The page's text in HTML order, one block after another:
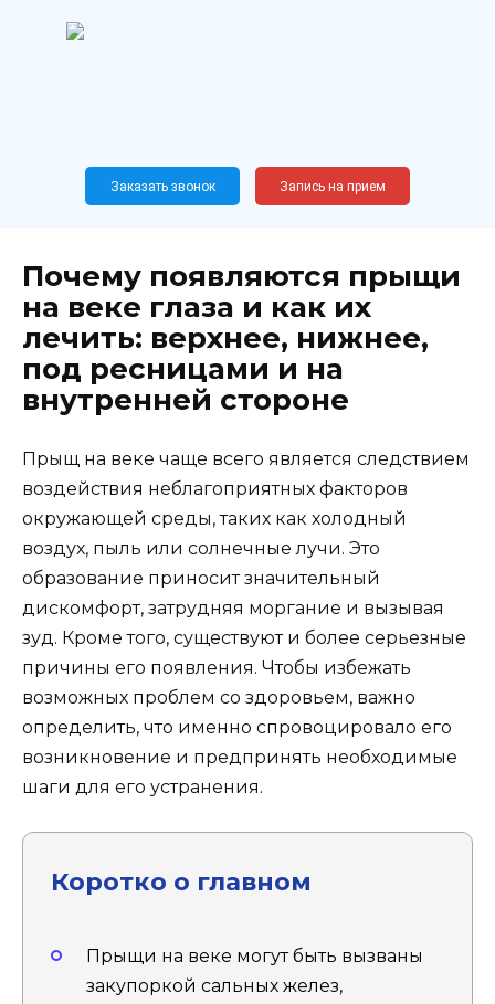
Новослободская, 62, к12
Заказать звонок Запись на прием
Почему появляются прыщи
на веке глаза и как их
лечить: верхнее, нижнее,
под ресницами и на
внутренней стороне
Прыщ на веке чаще всего является следствием
воздействия неблагоприятных факторов
окружающей среды, таких как холодный
воздух, пыль или солнечные лучи. Это
образование приносит значительный
дискомфорт, затрудняя моргание и вызывая
зуд. Кроме того, существуют и более серьезные
причины его появления. Чтобы избежать
возможных проблем со здоровьем, важно
определить, что именно спровоцировало его
возникновение и предпринять необходимые
шаги для его устранения.
Коротко о главном
Прыщи на веке могут быть вызваны
закупоркой сальных желез,